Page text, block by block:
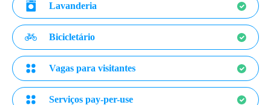
Lavanderia
Bicicletário
Vagas para visitantes
Serviços pay-per-use